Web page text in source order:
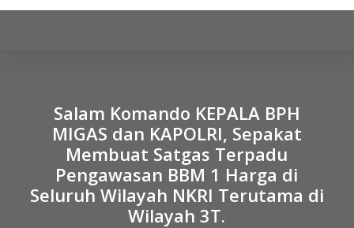
Salam Komando KEPALA BPH
MIGAS dan KAPOLRI, Sepakat
Membuat Satgas Terpadu
Pengawasan BBM 1 Harga di
Seluruh Wilayah NKRI Terutama di
Wilayah 3T.